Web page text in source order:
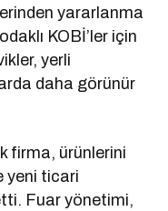
yararlanma
KOBİ’ler için
yerli
daha görünür
firma, ürünlerini
yeni ticari
Fuar yönetimi,